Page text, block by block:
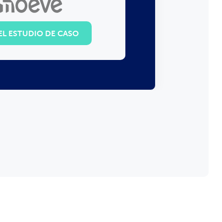
ESTUDIO DE CASO